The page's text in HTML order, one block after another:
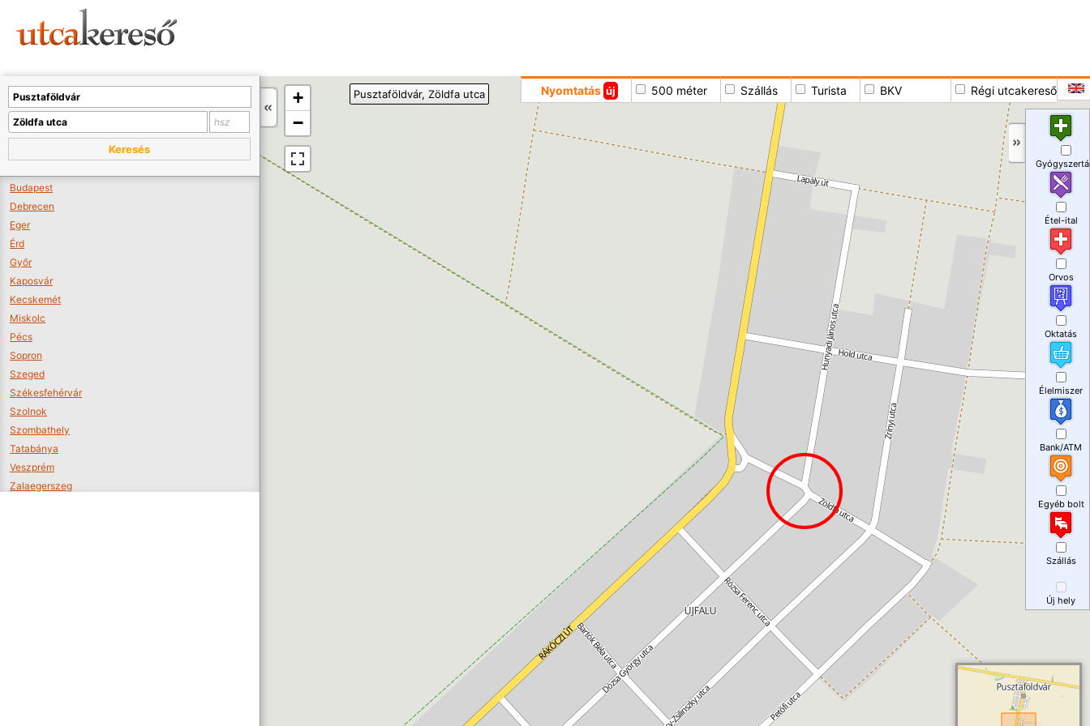
+
−
Nyomtatás új 500 méter Szállás Turista BKV Régi utcakereső
Pusztaföldvár, Zöldfa utca
Keresés
Budapest
Debrecen
Eger
Érd
Győr
Kaposvár
Kecskemét
Miskolc
Pécs
Sopron
Szeged
Székesfehérvár
Szolnok
Szombathely
Tatabánya
Veszprém
Zalaegerszeg
Étel-ital
Orvos
Oktatás
Élelmiszer
Bank/ATM
Egyéb bolt
Szállás
Új hely
A térképet kicsinyíteni kell, hogy látszódjanak a boltok.
Boltok látszódjanak >>